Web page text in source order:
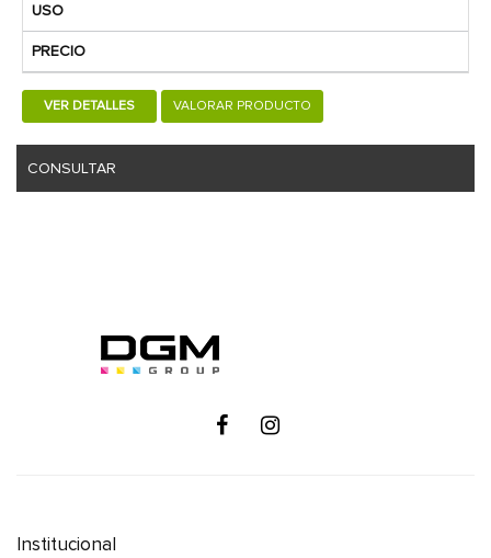
USO
PRECIO
VER DETALLES VALORAR PRODUCTO
CONSULTAR
Institucional